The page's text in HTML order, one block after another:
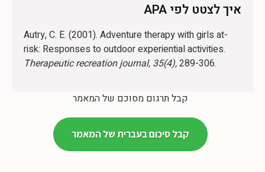
איך לצטט לפי APA
Autry, C. E. (2001). Adventure therapy with girls at-
risk: Responses to outdoor experiential activities.
Therapeutic recreation journal, 35(4),289-306.
קבל תרגום מסוכם של המאמר
קבל סיכום בעברית של המאמר